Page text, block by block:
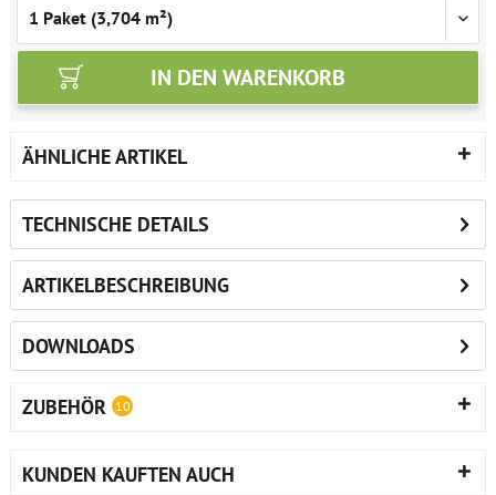
IN DEN WARENKORB
ÄHNLICHE ARTIKEL
TECHNISCHE DETAILS
ARTIKELBESCHREIBUNG
DOWNLOADS
ZUBEHÖR 10
KUNDEN KAUFTEN AUCH